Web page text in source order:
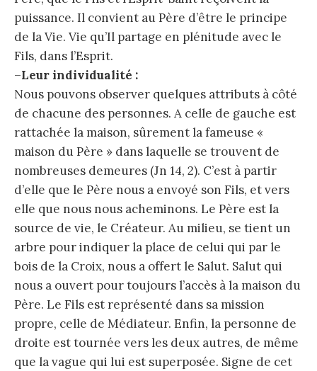
puissance. Il convient au Père d’être le principe
de la Vie. Vie qu’Il partage en plénitude avec le
Fils, dans l’Esprit.
–Leur individualité :
Nous pouvons observer quelques attributs à côté
de chacune des personnes. A celle de gauche est
rattachée la maison, sûrement la fameuse «
maison du Père » dans laquelle se trouvent de
nombreuses demeures (Jn 14, 2). C’est à partir
d’elle que le Père nous a envoyé son Fils, et vers
elle que nous nous acheminons. Le Père est la
source de vie, le Créateur. Au milieu, se tient un
arbre pour indiquer la place de celui qui par le
bois de la Croix, nous a offert le Salut. Salut qui
nous a ouvert pour toujours l’accès à la maison du
Père. Le Fils est représenté dans sa mission
propre, celle de Médiateur. Enfin, la personne de
droite est tournée vers les deux autres, de même
que la vague qui lui est superposée. Signe de cet